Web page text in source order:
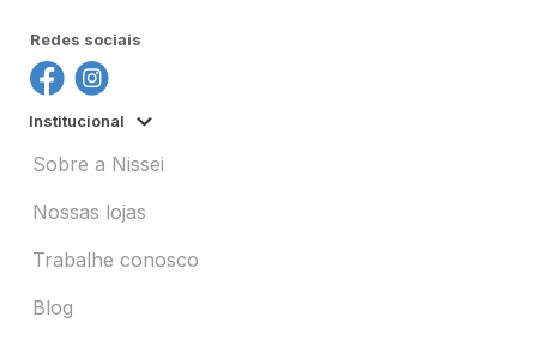
Redes sociais
Institucional
Sobre a Nissei
Nossas lojas
Trabalhe conosco
Blog